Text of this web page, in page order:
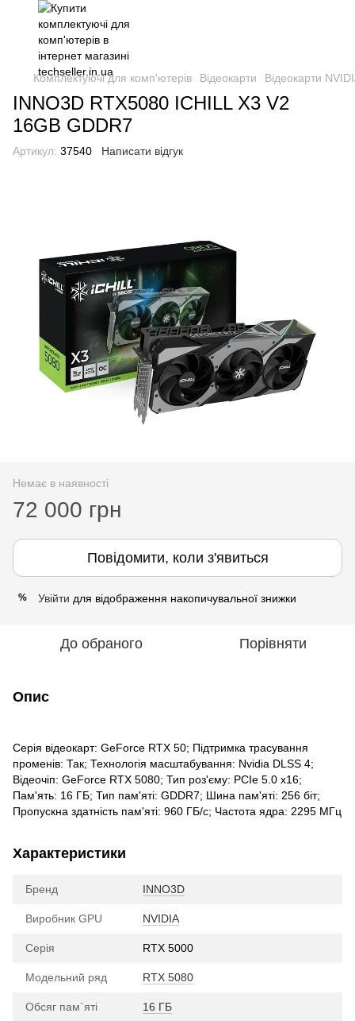
Комплектуючі для комп'ютерів Відеокарти Відеокарти
INNO3D RTX5080 ICHILL X3 V2
16GB GDDR7
Артикул: 37540 Написати відгук
Немає в наявності
72 000 грн
Повідомити, коли з'явиться
% Увійти для відображення накопичувальної знижки
До обраного Порівняти
Опис
Серія відеокарт: GeForce RTX 50; Підтримка трасування
променів: Так; Технологія масштабування: Nvidia DLSS 4;
Відеочіп: GeForce RTX 5080; Тип роз'єму: PCIe 5.0 x16;
Пам'ять: 16 ГБ; Тип пам'яті: GDDR7; Шина пам'яті: 256 біт;
Пропускна здатність пам'яті: 960 ГБ/с; Частота ядра: 2295 МГц
Характеристики
Бренд INNO3D
Виробник GPU NVIDIA
Серія RTX 5000
Модельний ряд RTX 5080
Обсяг пам`яті 16 ГБ